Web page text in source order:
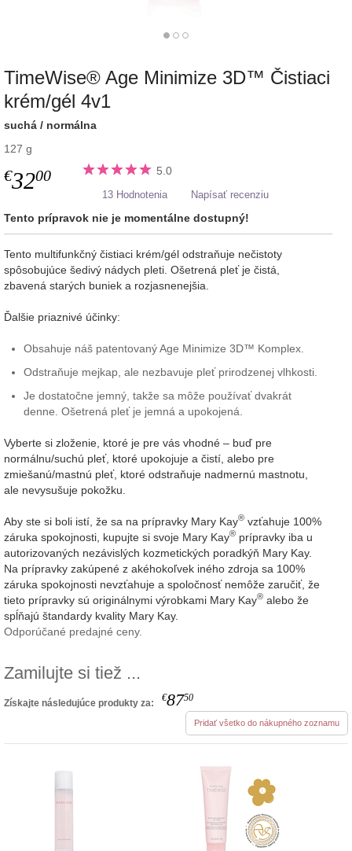
TimeWise® Age Minimize 3D™ Čistiaci
krém/gél 4v1
suchá / normálna
127 g
€3200 5.0
13 Hodnotenia Napísať recenziu
Tento prípravok nie je momentálne dostupný!
Tento multifunkčný čistiaci krém/gél odstraňuje nečistoty
spôsobujúce šedivý nádych pleti. Ošetrená pleť je čistá,
zbavená starých buniek a rozjasnenejšia.
Ďalšie priaznivé účinky:
Obsahuje náš patentovaný Age Minimize 3D™ Komplex.
Odstraňuje mejkap, ale nezbavuje pleť prirodzenej vlhkosti.
Je dostatočne jemný, takže sa môže používať dvakrát
denne. Ošetrená pleť je jemná a upokojená.
Vyberte si zloženie, ktoré je pre vás vhodné – buď pre
normálnu/suchú pleť, ktoré upokojuje a čistí, alebo pre
zmiešanú/mastnú pleť, ktoré odstraňuje nadmernú mastnotu,
ale nevysušuje pokožku.
Aby ste si boli istí, že sa na prípravky Mary Kay® vzťahuje 100%
záruka spokojnosti, kupujte si svoje Mary Kay® prípravky iba u
autorizovaných nezávislých kozmetických poradkýň Mary Kay.
Na prípravky zakúpené z akéhokoľvek iného zdroja sa 100%
záruka spokojnosti nevzťahuje a spoločnosť nemôže zaručiť, že
tieto prípravky sú originálnymi výrobkami Mary Kay® alebo že
spĺňajú štandardy kvality Mary Kay.
Odporúčané predajné ceny.
Zamilujte si tiež ...
Získajte následujúce produkty za: €8750
Pridať všetko do nákupného zoznamu